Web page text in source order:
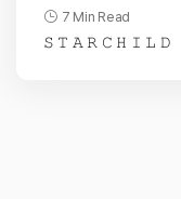
7 Min Read
𝚂 𝚃 𝙰 𝚁 𝙲 𝙷 𝙸 𝙻 𝙳